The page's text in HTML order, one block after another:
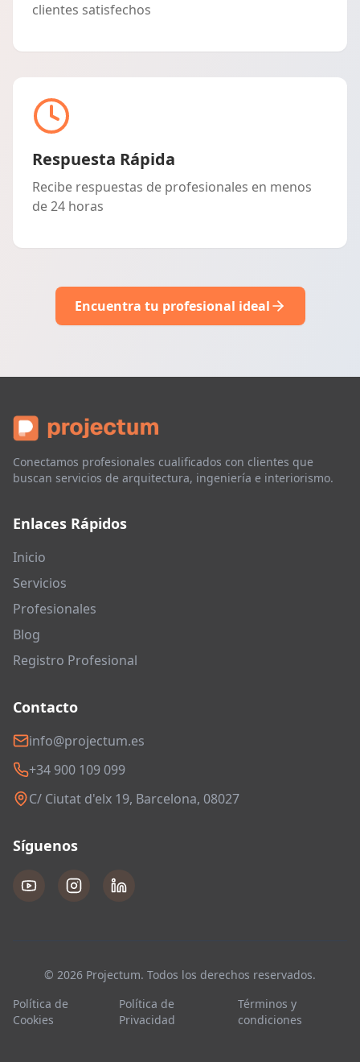
clientes satisfechos
Respuesta Rápida
Recibe respuestas de profesionales en menos
de 24 horas
Encuentra tu profesional ideal
Conectamos profesionales cualificados con clientes que
buscan servicios de arquitectura, ingeniería e interiorismo.
Enlaces Rápidos
Inicio
Servicios
Profesionales
Blog
Registro Profesional
Contacto
info@projectum.es
+34 900 109 099
C/ Ciutat d'elx 19, Barcelona, 08027
Síguenos
© 2026 Projectum. Todos los derechos reservados.
Política de
Cookies
Política de
Privacidad
Términos y
condiciones